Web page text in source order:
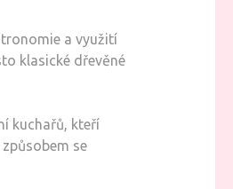
a využití
klasické dřevěné
kuchařů, kteří
se